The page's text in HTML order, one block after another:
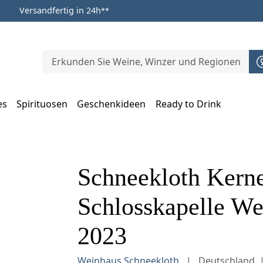
Versandfertig in 24h**
Spirituosen Geschenkideen
Ready to Drink
Schneekloth
Schlosskapelle
2023